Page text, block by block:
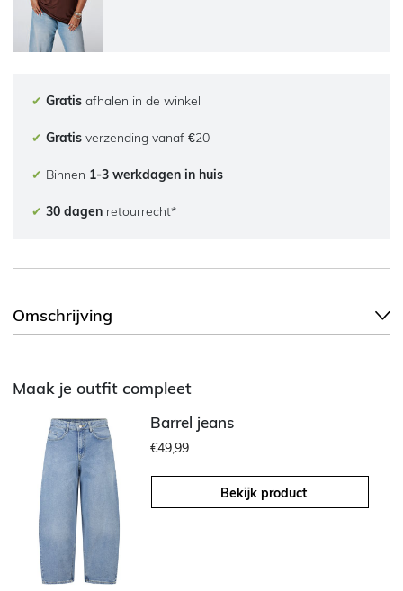
✔ Gratis afhalen in de winkel
✔ Gratis verzending vanaf €20
✔ Binnen 1-3 werkdagen in huis
✔ 30 dagen retourrecht*
Omschrijving
Maak je outfit compleet
Barrel jeans
€49,99
Bekijk product